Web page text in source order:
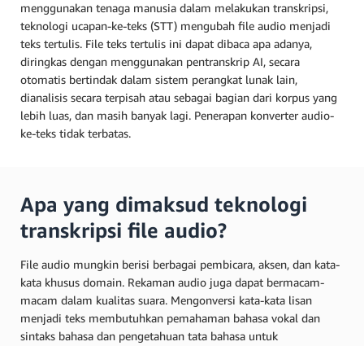
menggunakan tenaga manusia dalam melakukan transkripsi,
teknologi ucapan-ke-teks (STT) mengubah file audio menjadi
teks tertulis. File teks tertulis ini dapat dibaca apa adanya,
diringkas dengan menggunakan pentranskrip AI, secara
otomatis bertindak dalam sistem perangkat lunak lain,
dianalisis secara terpisah atau sebagai bagian dari korpus yang
lebih luas, dan masih banyak lagi. Penerapan konverter audio-
ke-teks tidak terbatas.
Apa yang dimaksud teknologi
transkripsi file audio?
File audio mungkin berisi berbagai pembicara, aksen, dan kata-
kata khusus domain. Rekaman audio juga dapat bermacam-
macam dalam kualitas suara. Mengonversi kata-kata lisan
menjadi teks membutuhkan pemahaman bahasa vokal dan
sintaks bahasa dan pengetahuan tata bahasa untuk